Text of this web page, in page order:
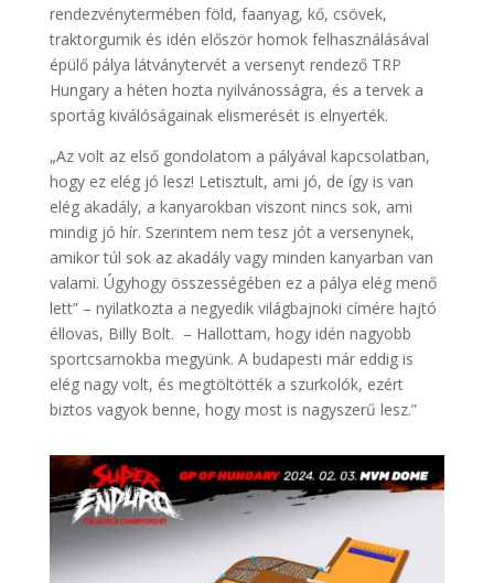
rendezvénytermében föld, faanyag, kő, csövek,
traktorgumik és idén először homok felhasználásával
épülő pálya látványtervét a versenyt rendező TRP
Hungary a héten hozta nyilvánosságra, és a tervek a
sportág kiválóságainak elismerését is elnyerték.
„Az volt az első gondolatom a pályával kapcsolatban,
hogy ez elég jó lesz! Letisztult, ami jó, de így is van
elég akadály, a kanyarokban viszont nincs sok, ami
mindig jó hír. Szerintem nem tesz jót a versenynek,
amikor túl sok az akadály vagy minden kanyarban van
valami. Úgyhogy összességében ez a pálya elég menő
lett” – nyilatkozta a negyedik világbajnoki címére hajtó
éllovas, Billy Bolt. – Hallottam, hogy idén nagyobb
sportcsarnokba megyünk. A budapesti már eddig is
elég nagy volt, és megtöltötték a szurkolók, ezért
biztos vagyok benne, hogy most is nagyszerű lesz.”